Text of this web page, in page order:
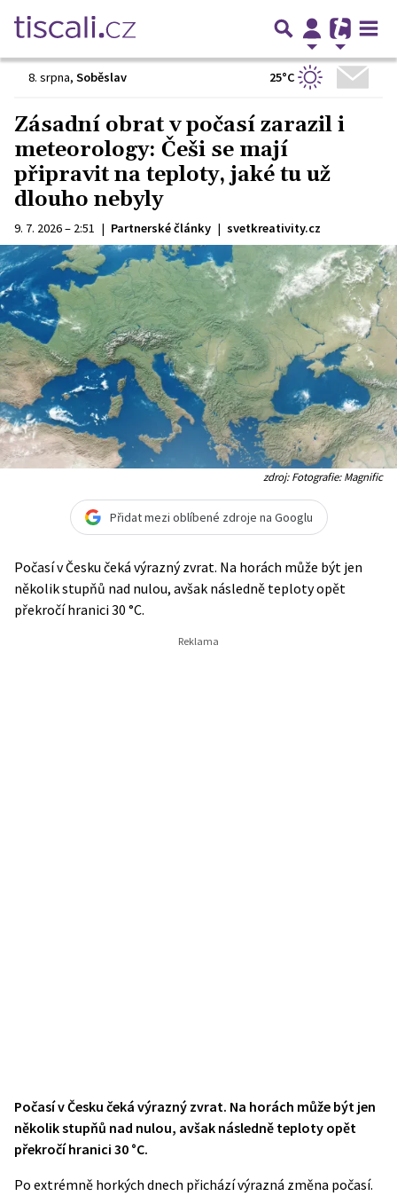
8. srpna, Soběslav 25°C
Zásadní obrat v počasí zarazil i
meteorology: Češi se mají
připravit na teploty, jaké tu už
dlouho nebyly
9. 7. 2026 – 2:51 | Partnerské články | svetkreativity.cz
zdroj: Fotografie: Magnific
Přidat mezi oblíbené zdroje na Googlu
Počasí v Česku čeká výrazný zvrat. Na horách může být jen
několik stupňů nad nulou, avšak následně teploty opět
překročí hranici 30 °C.
Počasí v Česku čeká výrazný zvrat. Na horách může být jen
několik stupňů nad nulou, avšak následně teploty opět
překročí hranici 30 °C.
Po extrémně horkých dnech přichází výrazná změna počasí.